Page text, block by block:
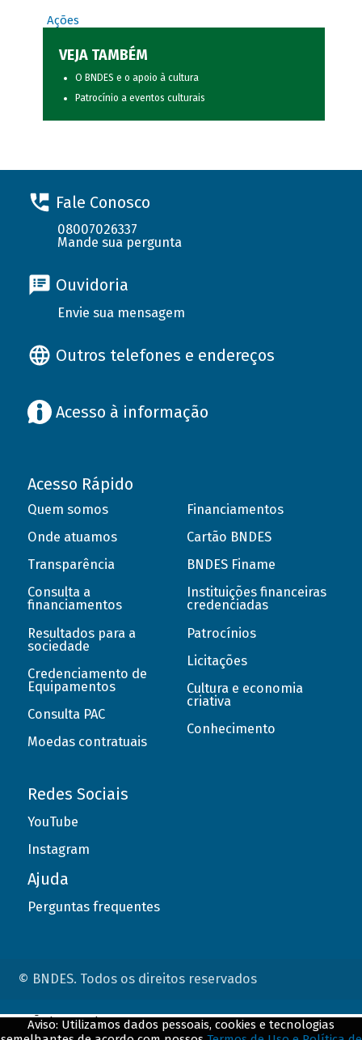
Ações
VEJA TAMBÉM
O BNDES e o apoio à cultura
Patrocínio a eventos culturais
Fale Conosco
08007026337
Mande sua pergunta
Ouvidoria
Envie sua mensagem
Outros telefones e endereços
Acesso à informação
Acesso Rápido
Quem somos
Onde atuamos
Transparência
Consulta a
financiamentos
Resultados para a
sociedade
Credenciamento de
Equipamentos
Consulta PAC
Moedas contratuais
Financiamentos
Cartão BNDES
BNDES Finame
Instituições financeiras
credenciadas
Patrocínios
Licitações
Cultura e economia
criativa
Conhecimento
Redes Sociais
YouTube
Instagram
Ajuda
Perguntas frequentes
© BNDES. Todos os direitos reservados
Aviso: Utilizamos dados pessoais, cookies e tecnologias
ConteÃºdo complementar